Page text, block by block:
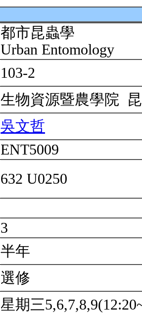
都市昆蟲學
Urban Entomology
103-2
生物資源暨農學院
吳文哲
ENT5009
632 U0250
3
半年
選修
星期三